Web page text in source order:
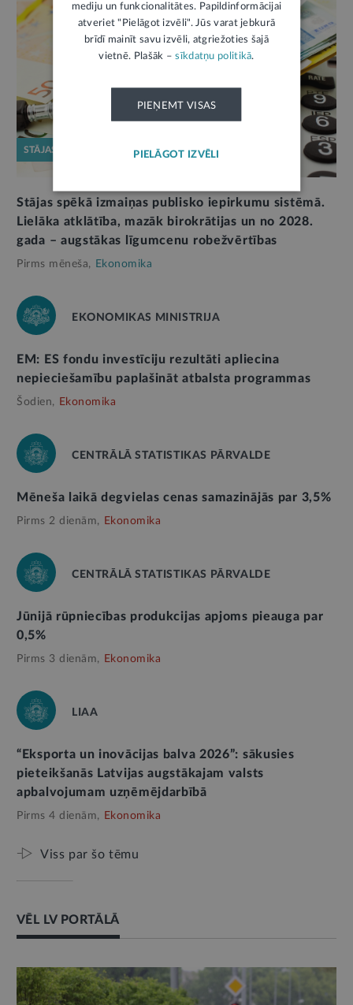
STĀJAS SPĒKĀ
Stājas spēkā izmaiņas publisko iepirkumu sistēmā.
Lielāka atklātība, mazāk birokrātijas un no 2028.
gada – augstākas līgumcenu robežvērtības
Pirms mēneša, Ekonomika
EKONOMIKAS MINISTRIJA
EM: ES fondu investīciju rezultāti apliecina
nepieciešamību paplašināt atbalsta programmas
Šodien, Ekonomika
CENTRĀLĀ STATISTIKAS PĀRVALDE
Mēneša laikā degvielas cenas samazinājās par 3,5%
Pirms 2 dienām, Ekonomika
CENTRĀLĀ STATISTIKAS PĀRVALDE
Jūnijā rūpniecības produkcijas apjoms pieauga par
0,5%
Pirms 3 dienām, Ekonomika
LIAA
“Eksporta un inovācijas balva 2026”: sākusies
pieteikšanās Latvijas augstākajam valsts
apbalvojumam uzņēmējdarbībā
Pirms 4 dienām, Ekonomika
Viss par šo tēmu
VĒL LV PORTĀLĀ
mediju un funkcionalitātes. Papildinformācijai
atveriet "Pielāgot izvēli". Jūs varat jebkurā
brīdī mainīt savu izvēli, atgriežoties šajā
vietnē. Plašāk –sīkdatņu politikā.
PIEŅEMT VISAS
PIELĀGOT IZVĒLI